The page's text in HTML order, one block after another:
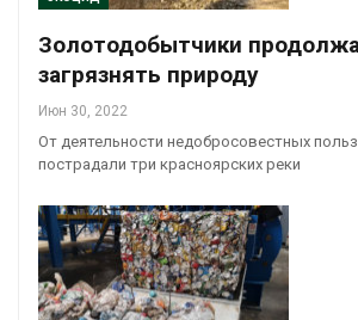
Золотодобытчики
загрязнять природу
Июн 30, 2022
От деятельности недобросовестных
пострадали три красноярских реки